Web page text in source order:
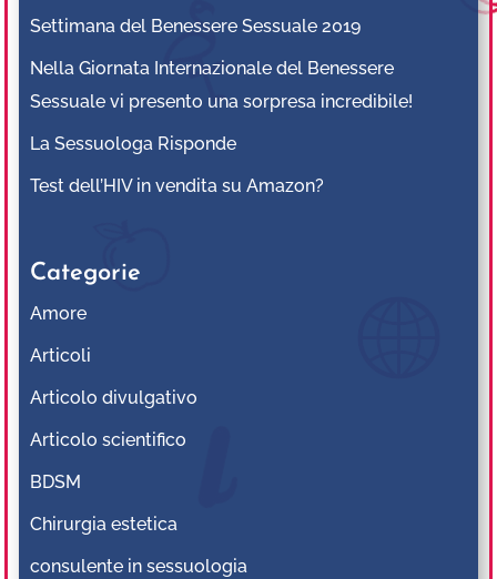
Settimana del Benessere Sessuale 2019
Nella Giornata Internazionale del Benessere
Sessuale vi presento una sorpresa incredibile!
La Sessuologa Risponde
Test dell’HIV in vendita su Amazon?
Categorie
Amore
Articoli
Articolo divulgativo
Articolo scientifico
BDSM
Chirurgia estetica
consulente in sessuologia